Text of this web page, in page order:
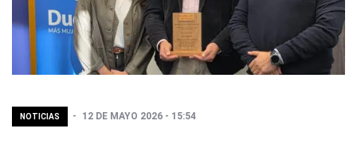
NOTICIAS 12 DE MAYO 2026 - 15:54